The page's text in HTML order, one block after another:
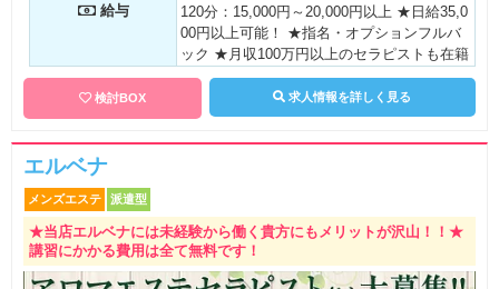
給与
120分：15,000円～20,000円以上 ★日給35,0
00円以上可能！ ★指名・オプションフルバ
ック ★月収100万円以上のセラピストも在籍
中！
検討BOX 求人情報を詳しく見る
エルベナ
メンズエステ 派遣型
★当店エルベナには未経験から働く貴方にもメリットが沢山！！★
講習にかかる費用は全て無料です！